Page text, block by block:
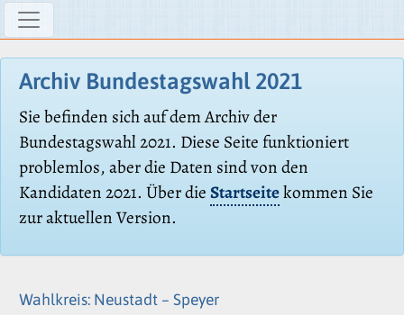
Archiv Bundestagswahl 2021
Sie befinden sich auf dem Archiv der
Bundestagswahl 2021. Diese Seite funktioniert
problemlos, aber die Daten sind von den
Kandidaten 2021. Über dieStartseitekommen Sie
zur aktuellen Version.
Wahlkreis: Neustadt – Speyer